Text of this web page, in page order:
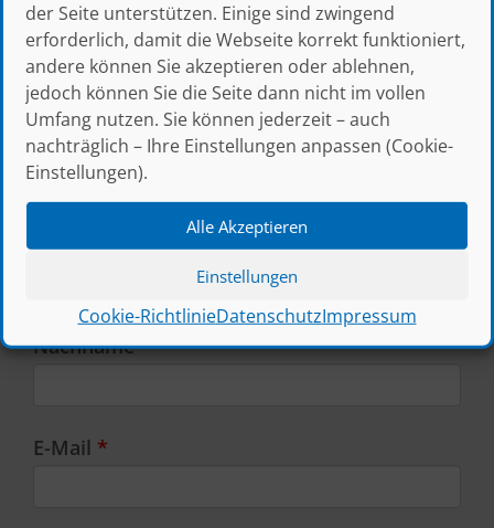
der Seite unterstützen. Einige sind zwingend
erforderlich, damit die Webseite korrekt funktioniert,
andere können Sie akzeptieren oder ablehnen,
jedoch können Sie die Seite dann nicht im vollen
Umfang nutzen. Sie können jederzeit – auch
nachträglich – Ihre Einstellungen anpassen (Cookie-
Einstellungen).
Alle Akzeptieren
Einstellungen
Cookie-RichtlinieDatenschutzImpressum
verkauf@thress.de
(* = Pflichtfeld)
Unternehmen
Vorname*
Nachname*
E-Mail *